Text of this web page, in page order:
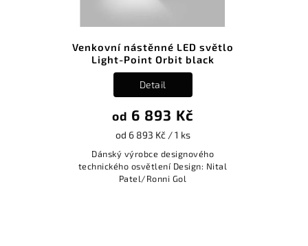
Venkovní nástěnné LED světlo
Light-Point Orbit black
od 6 893 Kč
od 6 893 Kč / 1 ks
Detail
Dánský výrobce designového
technického osvětlení Design: Nital
Patel/Ronni Gol